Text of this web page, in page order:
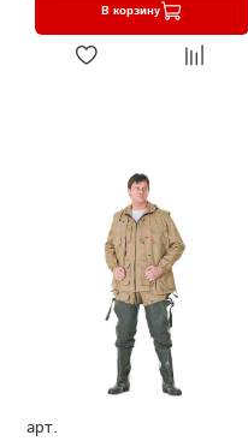
В корзину
арт.